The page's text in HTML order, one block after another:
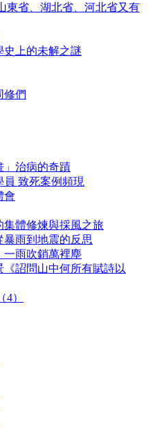
東省、湖北省、河北省又有
史上的未解之謎
修們
」治病的奇蹟
致死案例頻現
會
體修煉與採風之旅
暴雨到地震的反思
一雨吹銷萬裡塵
詔問山中何所有賦詩以
）